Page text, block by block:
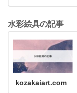
水彩絵具の記事
kozakaiart.com